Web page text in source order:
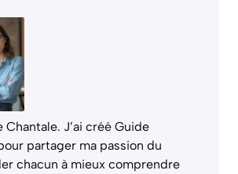
Chantale. J’ai créé Guide
partager ma passion du
chacun à mieux comprendre